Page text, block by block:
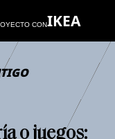
CONIKEA
o juegos: